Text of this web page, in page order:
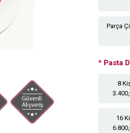
Parça
* Pasta
8
16